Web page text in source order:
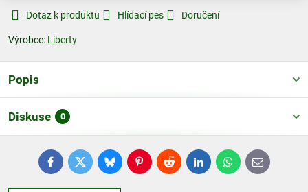
Dotaz k produktu Hlídací pes Doručení
Výrobce: Liberty
Popis
Diskuse 0
FacebookTwitterBlueskyPinterestRedditLinkedInWhatsApp
E-
mail